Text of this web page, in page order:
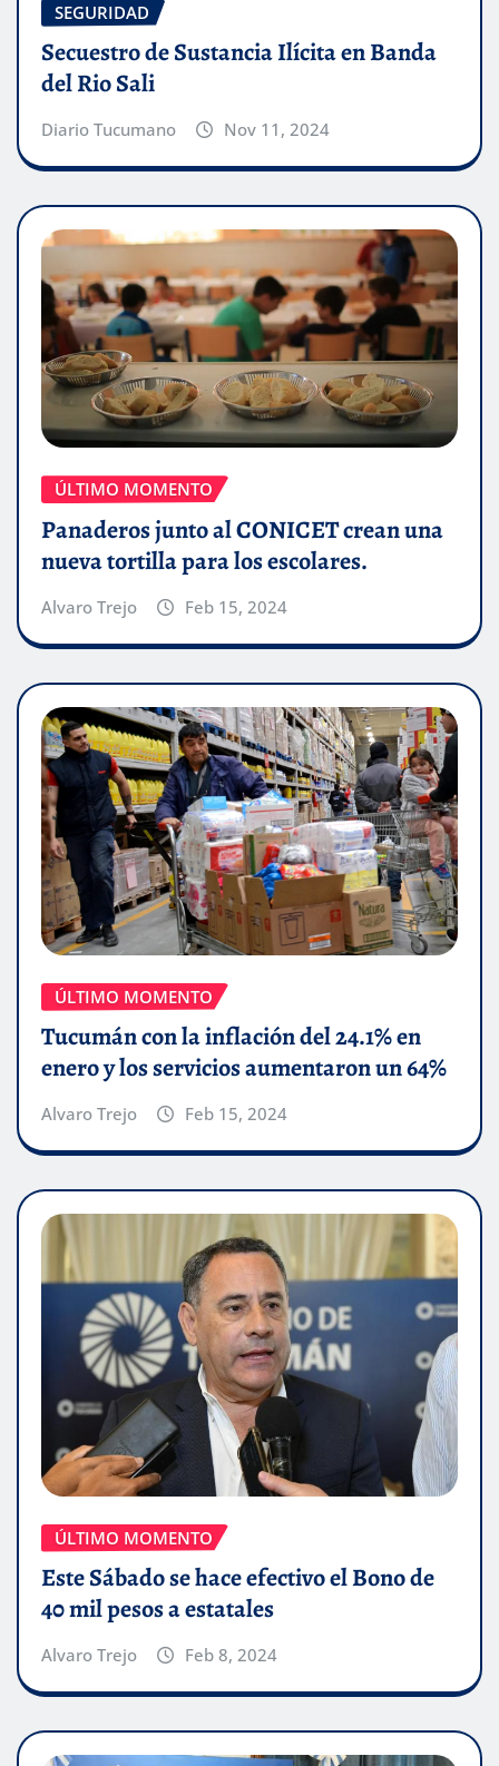
SEGURIDAD
Secuestro de Sustancia Ilícita en Banda
del Rio Sali
Diario Tucumano Nov 11, 2024
ÚLTIMO MOMENTO
Panaderos junto al CONICET crean una
nueva tortilla para los escolares.
Alvaro Trejo Feb 15, 2024
ÚLTIMO MOMENTO
Tucumán con la inflación del 24.1% en
enero y los servicios aumentaron un 64%
Alvaro Trejo Feb 15, 2024
ÚLTIMO MOMENTO
Este Sábado se hace efectivo el Bono de
40 mil pesos a estatales
Alvaro Trejo Feb 8, 2024